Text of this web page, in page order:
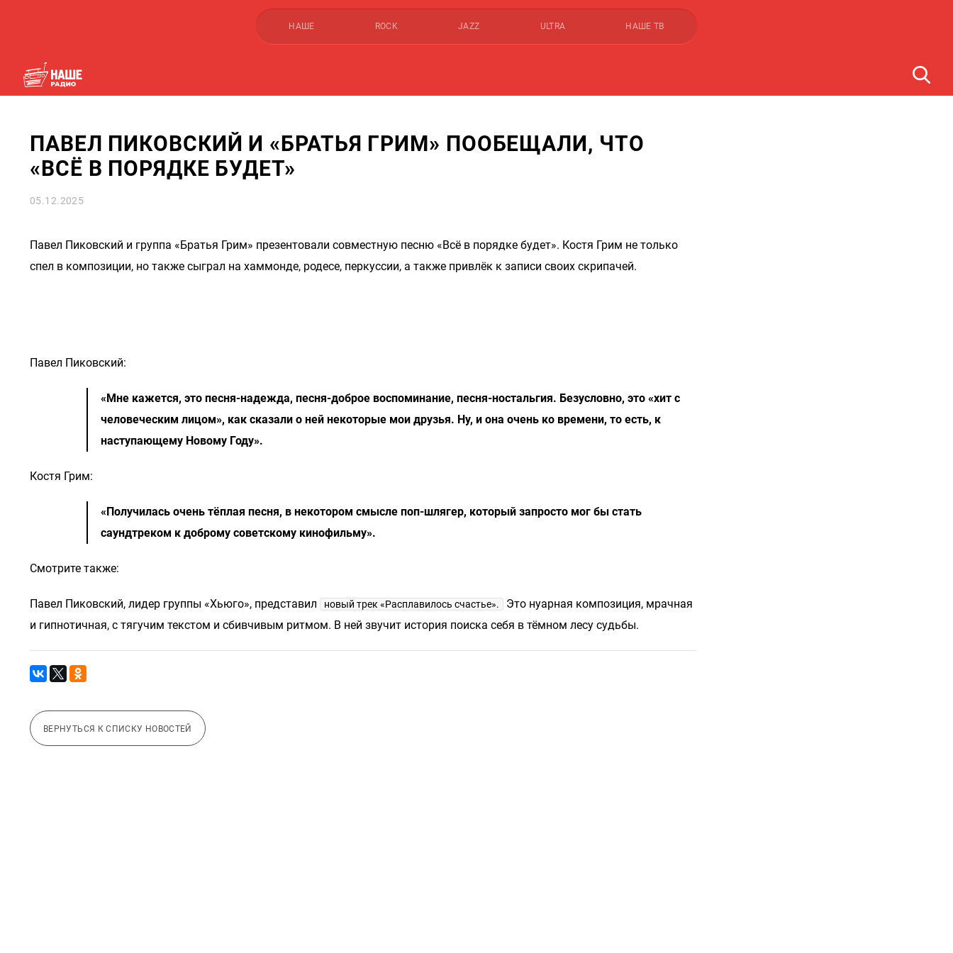
НАШЕ ROCK JAZZ ULTRA НАШЕ ТВ
ПАВЕЛ ПИКОВСКИЙ И «БРАТЬЯ ГРИМ» ПООБЕЩАЛИ, ЧТО
«ВСЁ В ПОРЯДКЕ БУДЕТ»
05.12.2025
Павел Пиковский и группа «Братья Грим» презентовали совместную песню «Всё в порядке будет». Костя Грим не только
спел в композиции, но также сыграл на хаммонде, родесе, перкуссии, а также привлёк к записи своих скрипачей.
Павел Пиковский:
«Мне кажется, это песня-надежда, песня-доброе воспоминание, песня-ностальгия. Безусловно, это «хит с
человеческим лицом», как сказали о ней некоторые мои друзья. Ну, и она очень ко времени, то есть, к
наступающему Новому Году».
Костя Грим:
«Получилась очень тёплая песня, в некотором смысле поп-шлягер, который запросто мог бы стать
саундтреком к доброму советскому кинофильму».
Смотрите также:
Павел Пиковский, лидер группы «Хьюго», представил новый трек «Расплавилось счастье».
Это нуарная композиция, мрачная
и гипнотичная, с тягучим текстом и сбивчивым ритмом. В ней звучит история поиска себя в тёмном лесу судьбы.
ВЕРНУТЬСЯ К СПИСКУ НОВОСТЕЙ